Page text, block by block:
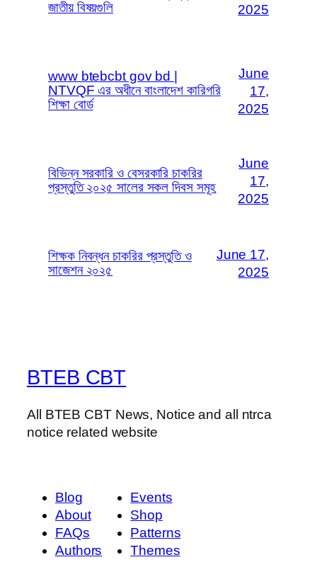
জাতীয় বিষয়গুলি
2025
www btebcbt gov bd |
NTVQF এর অধীনে বাংলাদেশ কারিগরি
শিক্ষা বোর্ড
June
17,
2025
বিভিন্ন সরকারি ও বেসরকারি চাকরির
প্রস্তুতি ২০২৫ সালের সকল দিবস সমূহ
June
17,
2025
শিক্ষক নিবন্ধন চাকরির প্রস্তুতি ও
সাজেশন ২০২৫
June 17,
2025
BTEB CBT
All BTEB CBT News, Notice and all ntrca
notice related website
Blog
About
FAQs
Authors
Events
Shop
Patterns
Themes